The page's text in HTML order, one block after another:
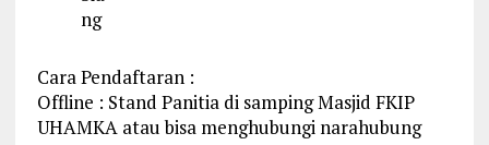
ng
Cara Pendaftaran :
Offline : Stand Panitia di samping Masjid FKIP
UHAMKA atau bisa menghubungi narahubung